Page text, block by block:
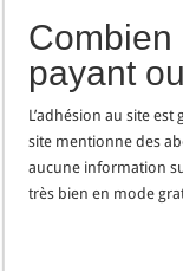
Combien
payant
L’adhésion au site
site mentionne des
aucune information
très bien en mode